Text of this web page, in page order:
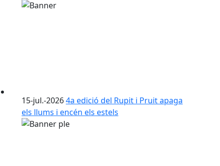
15-jul.-20264a edició del Rupit i Pruit apaga
els llums i encén els estels